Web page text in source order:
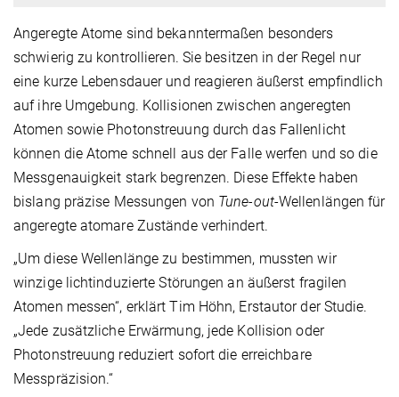
Angeregte Atome sind bekanntermaßen besonders
schwierig zu kontrollieren. Sie besitzen in der Regel nur
eine kurze Lebensdauer und reagieren äußerst empfindlich
auf ihre Umgebung. Kollisionen zwischen angeregten
Atomen sowie Photonstreuung durch das Fallenlicht
können die Atome schnell aus der Falle werfen und so die
Messgenauigkeit stark begrenzen. Diese Effekte haben
bislang präzise Messungen von Tune-out-Wellenlängen für
angeregte atomare Zustände verhindert.
„Um diese Wellenlänge zu bestimmen, mussten wir
winzige lichtinduzierte Störungen an äußerst fragilen
Atomen messen“, erklärt Tim Höhn, Erstautor der Studie.
„Jede zusätzliche Erwärmung, jede Kollision oder
Photonstreuung reduziert sofort die erreichbare
Messpräzision.“